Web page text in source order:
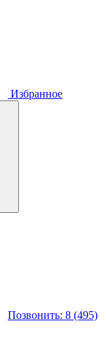
Избранное
Позвонить: 8 (495)